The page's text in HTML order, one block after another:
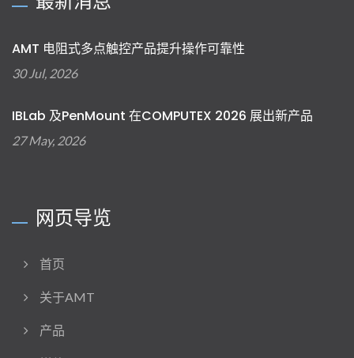
AMT 电阻式多点触控产品提升操作可靠性
30 Jul, 2026
IBLab 及PenMount 在COMPUTEX 2026 展出新产品
27 May, 2026
网页导览
首页
关于AMT
产品